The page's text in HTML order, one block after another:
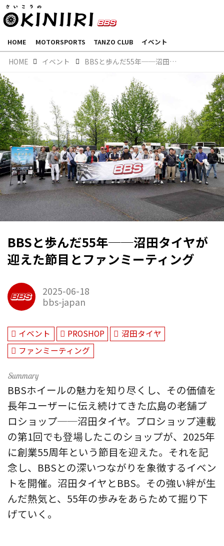
HOME MOTORSPORTS TANZO CLUB イベント
HOME イベント BBSと歩んだ55年──沼田タイヤが迎えた節目とファンミーティング
BBSと歩んだ55年──沼田タイヤが
迎えた節目とファンミーティング
2025-06-18
bbs-japan
イベント PROSHOP
沼田タイヤ
ファンミーティング
BBSホイールの魅力を知り尽くし、その価値を
長年ユーザーに伝え続けてきた広島の老舗プ
ロショップ──沼田タイヤ。プロショップ連載
の第1回でも登場したこのショップが、2025年
に創業55周年という節目を迎えた。それを記
念し、BBSとの深いつながりを象徴するイベン
トを開催。沼田タイヤとBBS。その強い絆が生
んだ熱気と、55年の歩みをあらためて掘り下
げていく。